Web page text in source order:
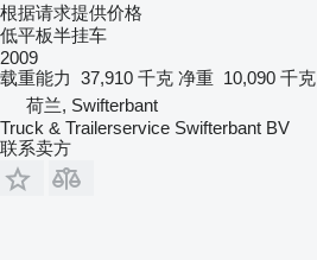
根据请求提供价格
低平板半挂车
2009
载重能力 37,910 千克 净重 10,090 千克
荷兰, Swifterbant
Truck & Trailerservice Swifterbant BV
联系卖方